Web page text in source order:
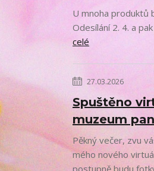
U mnoha produktů
Odesílání 2. 4. a
celé
27.03.2026
Spuštěno
muzeum
Pěkný večer, zvu
mého nového
postupně budu